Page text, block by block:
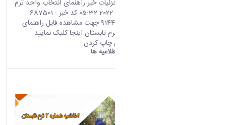
صفحه اصلی جزئیات خبر راهنمای انتخاب واحد ترم
تابستان 17 07 2022 05:32 کد خبر : 687501
تعداد بازدید : 9144 جهت مشاهده فایل راهنمای
انتخاب واحد ترم تابستان اینجا کلیک نمایید
اشتراک گذاری چاپ کردن
اطلاعیه ها